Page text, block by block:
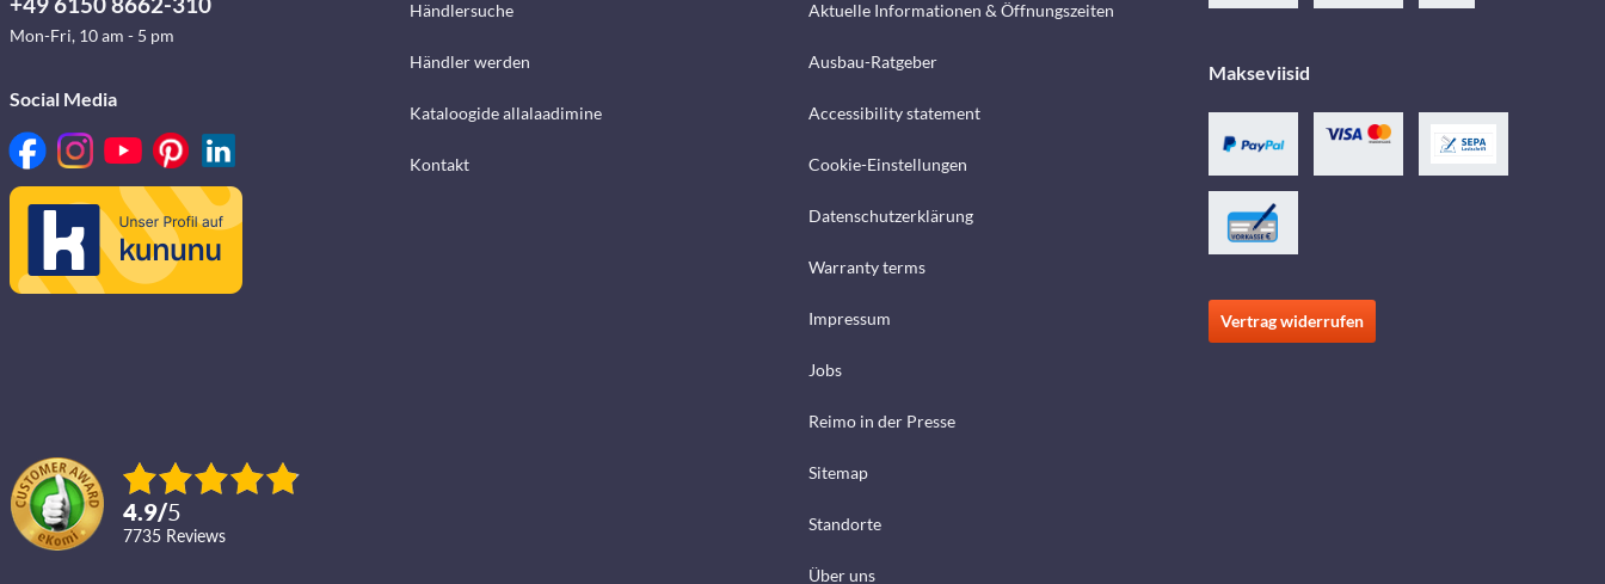
Mon-Fri, 10 am - 5 pm
Social Media
4.9/5
7735 reviews
Händlersuche
Händler werden
Kataloogide allalaadimine
Kontakt
Aktuelle Informationen & Öffnungszeiten
Ausbau-Ratgeber
Accessibility statement
Cookie-Einstellungen
Datenschutzerklärung
Warranty terms
Impressum
Jobs
Reimo in der Presse
Sitemap
Standorte
Über uns
Makseviisid
Vertrag widerrufen